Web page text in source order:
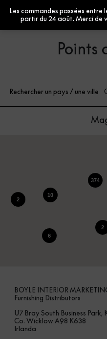
Points
374
10
2
6
2
BOYLE INTERIOR
Furnishing Distributors
U7 Bray South Business
Co. Wicklow A98 K638
Irlanda
Les commandes passées
partir du 24 août. Merci de